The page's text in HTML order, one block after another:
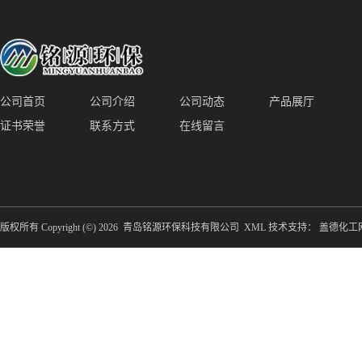
公司首页 公司介绍 公司动态
产品展厅
证书荣誉
联系方式 在线留言
版权所有 Copyright (©) 2026 青岛铭源环保科技有限公司 XML 技术支持： 盖德化工